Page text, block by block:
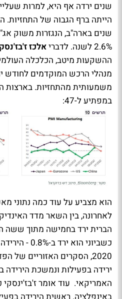
הייתה ברף הגבוה של התחזיות.
שנים בארה"ב, הנגזרות משוק
2.6% לשנה. לדברי
אלכז
ההשקעות מיטב, הכלכלה
מנהלי הרכש המוקדמים לחודש
משמעותית מהתחזיות. בארצות
במפתיע ל-47:
הוא מצביע על עוד כמה נתוני
לאחרונה, בין השאר מדד
הברית ירד בחמישה מתוך ששה
כשביוני הוא
2020, הסקרים האזוריים
ירידה בפעילות ונמשכת הירידה
האמריקאי. עוד אומר